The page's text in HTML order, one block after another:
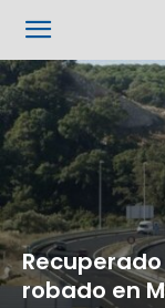
robado en